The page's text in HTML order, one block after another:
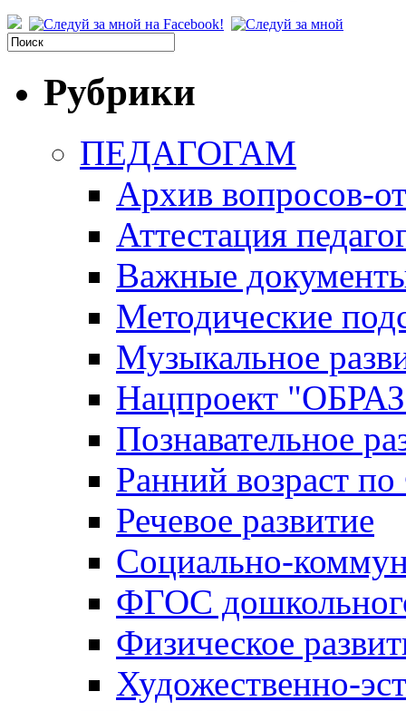
Рубрики
ПЕДАГОГАМ
Архив вопросов-
Аттестация
Важные
Методические
Музыкальное
Нацпроект
Познавательное
Ранний возраст
Речевое развитие
Социально-
ФГОС
Физическое
Художественно-